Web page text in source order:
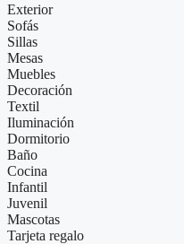
Exterior
Sofás
Sillas
Mesas
Muebles
Decoración
Textil
Iluminación
Dormitorio
Baño
Cocina
Infantil
Juvenil
Mascotas
Tarjeta regalo